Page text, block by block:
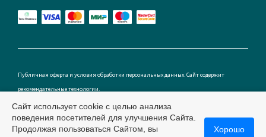
Публичная оферта и условия обработки персональных данных. Сайт содержит
рекомендательные технологии.
Сайт использует cookie с целью анализа
поведения посетителей для улучшения Сайта.
Продолжая пользоваться Сайтом, вы
Хорошо